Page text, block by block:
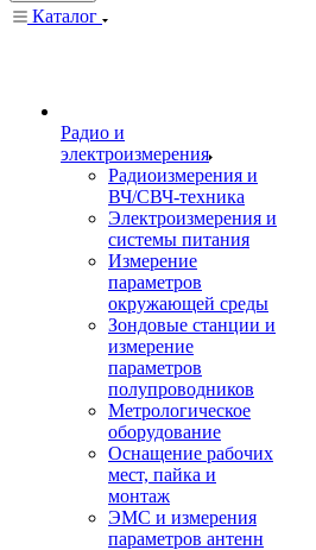
Каталог
Радио и
электроизмерения
Радиоизмерения и
ВЧ/СВЧ-техника
Электроизмерения и
системы питания
Измерение
параметров
окружающей среды
Зондовые станции и
измерение
параметров
полупроводников
Метрологическое
оборудование
Оснащение рабочих
мест, пайка и
монтаж
ЭМС и измерения
параметров антенн